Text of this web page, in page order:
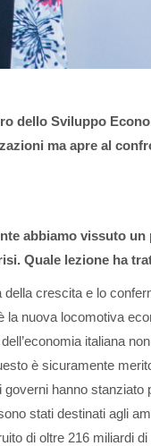
dello Sviluppo
ma apre al
abbiamo vissuto
Quale lezione ha
della crescita e lo
la nuova locomotiva
italiana
è sicuramente
hanno stanziato
stati destinati agli
di oltre 216 miliardi